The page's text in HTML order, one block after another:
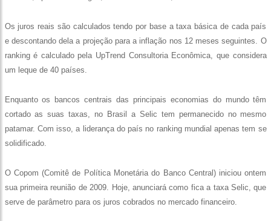
Os juros reais são calculados tendo por base a taxa básica de cada país
e descontando dela a projeção para a inflação nos 12 meses seguintes. O
ranking é calculado pela UpTrend Consultoria Econômica, que considera
um leque de 40 países.
Enquanto os bancos centrais das principais economias do mundo têm
cortado as suas taxas, no Brasil a Selic tem permanecido no mesmo
patamar. Com isso, a liderança do país no ranking mundial apenas tem se
solidificado.
O Copom (Comitê de Política Monetária do Banco Central) iniciou ontem
sua primeira reunião de 2009. Hoje, anunciará como fica a taxa Selic, que
serve de parâmetro para os juros cobrados no mercado financeiro.